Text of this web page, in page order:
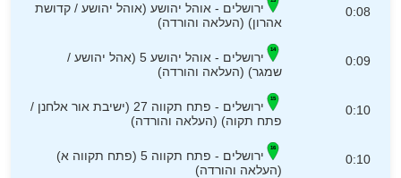
0:08
ירושלים - אוהל יהושע (אוהל יהושע / קדושת
אהרון) (העלאה והורדה)
0:09
ירושלים - אוהל יהושע 5 (אהל יהושע /
שמגר) (העלאה והורדה)
0:10
ירושלים - פתח תקווה 27 (ישיבת אור אלחנן /
פתח תקוה) (העלאה והורדה)
0:10
ירושלים - פתח תקווה 5 (פתח תקווה א)
(העלאה והורדה)